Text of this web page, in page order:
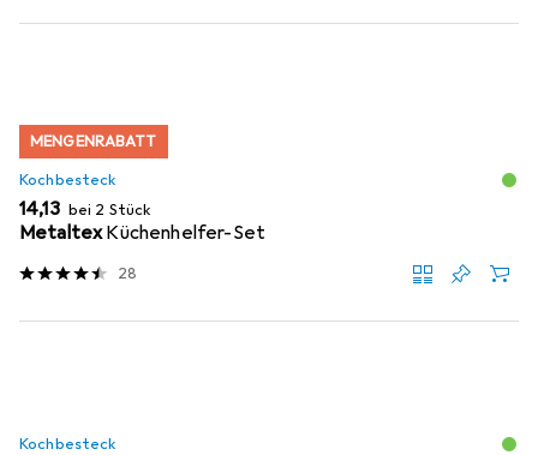
MENGENRABATT
Kochbesteck
EUR
14,13 bei 2 Stück
MetaltexKüchenhelfer-Set
28
Kochbesteck